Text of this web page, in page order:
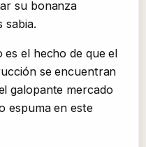
su bonanza
sabia.
el hecho de que el
se encuentran
galopante mercado
espuma en este